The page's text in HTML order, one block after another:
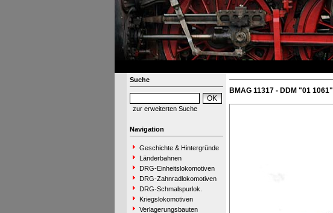
Suche
zur erweiterten Suche
Navigation
Geschichte & Hintergründe
Länderbahnen
DRG-Einheitslokomotiven
DRG-Zahnradlokomotiven
DRG-Schmalspurlok.
Kriegslokomotiven
Verlagerungsbauten
BMAG 11317 - DDM "01 1061"